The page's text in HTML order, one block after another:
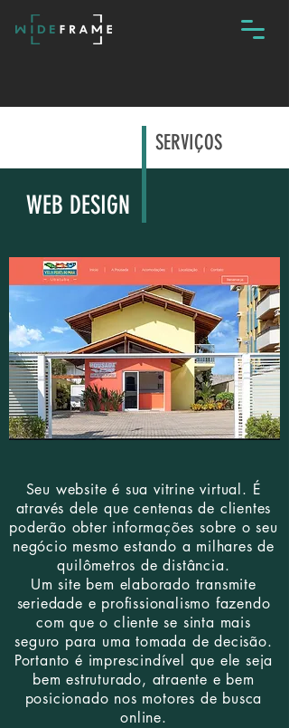
WEB DESIGN
Seu website é sua vitrine virtual. É
através dele que centenas de clientes
poderão obter informações sobre o seu
negócio mesmo estando a milhares de
quilômetros de distância.
Um site bem elaborado transmite
seriedade e profissionalismo fazendo
com que o cliente se sinta mais
seguro para uma tomada de decisão.
Portanto é imprescindível que ele seja
bem estruturado, atraente e bem
posicionado nos motores de busca
online.
SERVIÇOS